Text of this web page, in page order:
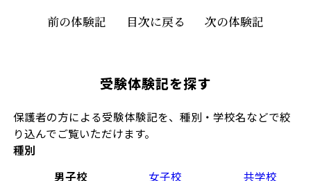
受験体験記を探す
保護者の方による受験体験記を、種別・学校名などで絞
り込んでご覧いただけます。
種別
男子校
女子校
共学校
前の体験記 目次に戻る 次の体験記